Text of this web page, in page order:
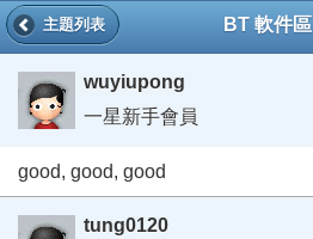
BT 軟件區
主題列表
wuyiupong
一星新手會員
good, good, good
tung0120